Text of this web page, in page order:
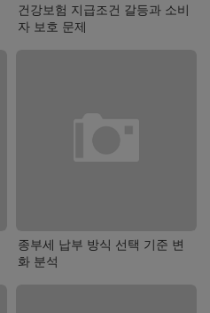
건강보험 지급조건 갈등과 소비
자 보호 문제
종부세 납부 방식 선택 기준 변
화 분석